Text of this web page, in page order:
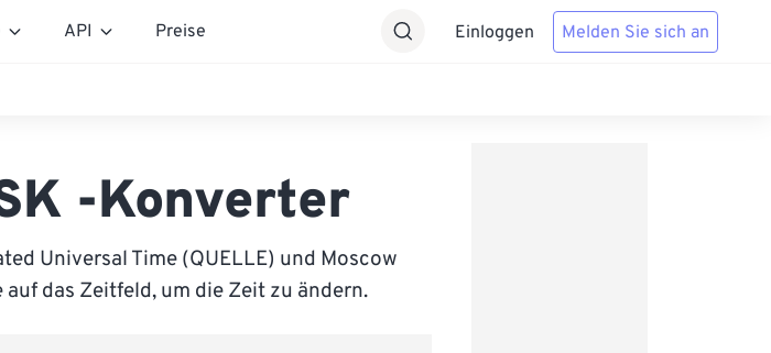
API Preise Einloggen Melden Sie sich an
-Konverter
Universal Time (QUELLE) und Moscow
das Zeitfeld, um die Zeit zu ändern.